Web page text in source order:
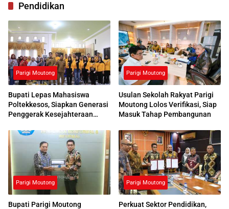
Pendidikan
Parigi Moutong
Bupati Lepas Mahasiswa
Poltekkesos, Siapkan Generasi
Penggerak Kesejahteraan
Parigi Moutong
Usulan Sekolah Rakyat Parigi
Moutong Lolos Verifikasi, Siap
Masuk Tahap Pembangunan
Parigi Moutong
Bupati Parigi Moutong
Parigi Moutong
Perkuat Sektor Pendidikan,